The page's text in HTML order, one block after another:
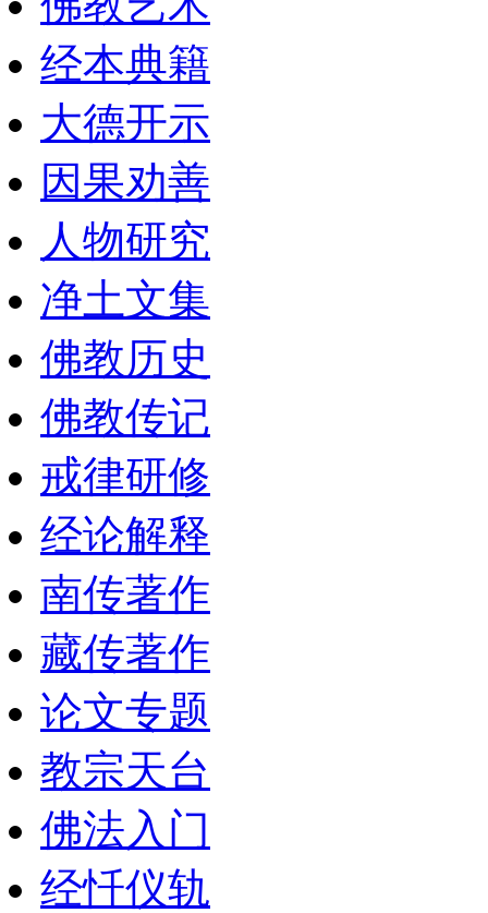
经本典籍
大德开示
因果劝善
人物研究
净土文集
佛教历史
佛教传记
戒律研修
经论解释
南传著作
藏传著作
论文专题
教宗天台
佛法入门
经忏仪轨